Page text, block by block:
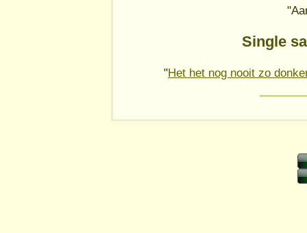
Single
"Het het nog nooit zo